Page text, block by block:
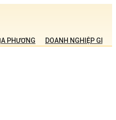
PHƯƠNG DOANH NGHIỆP GIỚI